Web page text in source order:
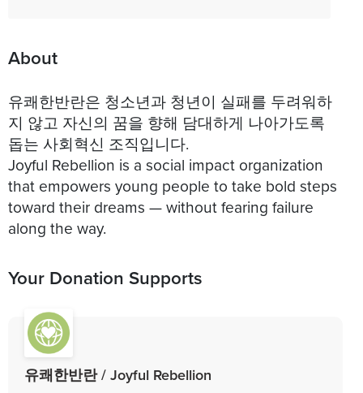
About
유쾌한반란은 청소년과 청년이 실패를 두려워하
지 않고 자신의 꿈을 향해 담대하게 나아가도록
돕는 사회혁신 조직입니다.
Joyful Rebellion is a social impact organization
that empowers young people to take bold steps
toward their dreams — without fearing failure
Your Donation Supports
유쾌한반란 / Joyful Rebellion